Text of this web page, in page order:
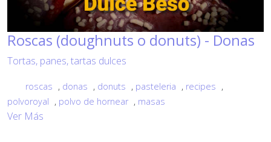
Roscas (doughnuts o donuts) - Donas
Tortas, panes, tartas dulces
roscas , donas , donuts , pasteleria , recipes ,
polvoroyal , polvo de hornear , masas
Ver Más